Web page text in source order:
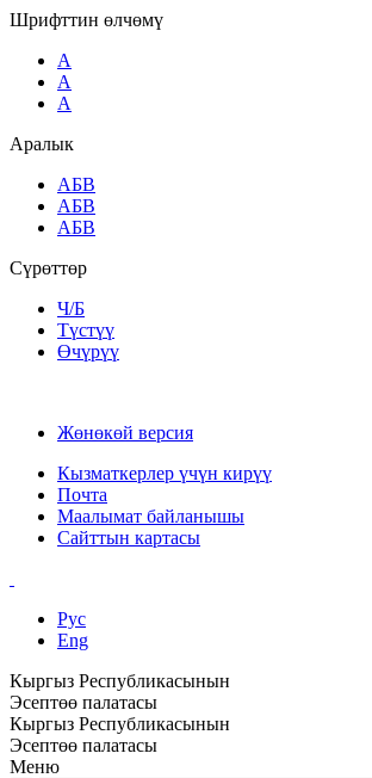
Шрифттин өлчөмү
A
A
A
Аралык
AБВ
AБВ
AБВ
Сүрөттөр
Ч/Б
Түстүү
Өчүрүү
Жөнөкөй версия
Кызматкерлер үчүн кирүү
Почта
Маалымат байланышы
Сайттын картасы
Рус
Eng
Кыргыз Республикасынын
Эсептөө палатасы
Кыргыз Республикасынын
Эсептөө палатасы
Меню